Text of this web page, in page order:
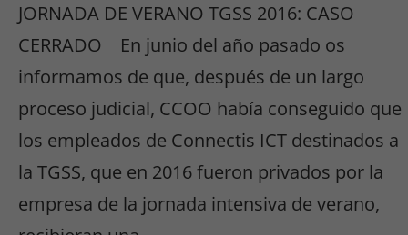
JORNADA DE VERANO TGSS 2016: CASO
CERRADO En junio del año pasado os
informamos de que, después de un largo
proceso judicial, CCOO había conseguido que
los empleados de Connectis ICT destinados a
la TGSS, que en 2016 fueron privados por la
empresa de la jornada intensiva de verano,